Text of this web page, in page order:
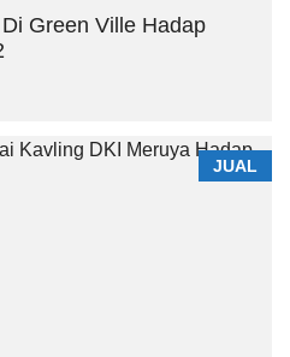
Green Ville Hadap
JUAL